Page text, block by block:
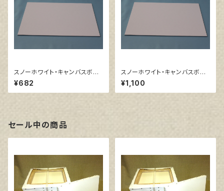
スノーホワイト・キャンバスボー
ド F6 サイズ 410㎜x318
㎜
¥682
スノーホワイト・キャンバスボー
ド F10 サイズ 530㎜x455
㎜
¥1,100
セール中の商品